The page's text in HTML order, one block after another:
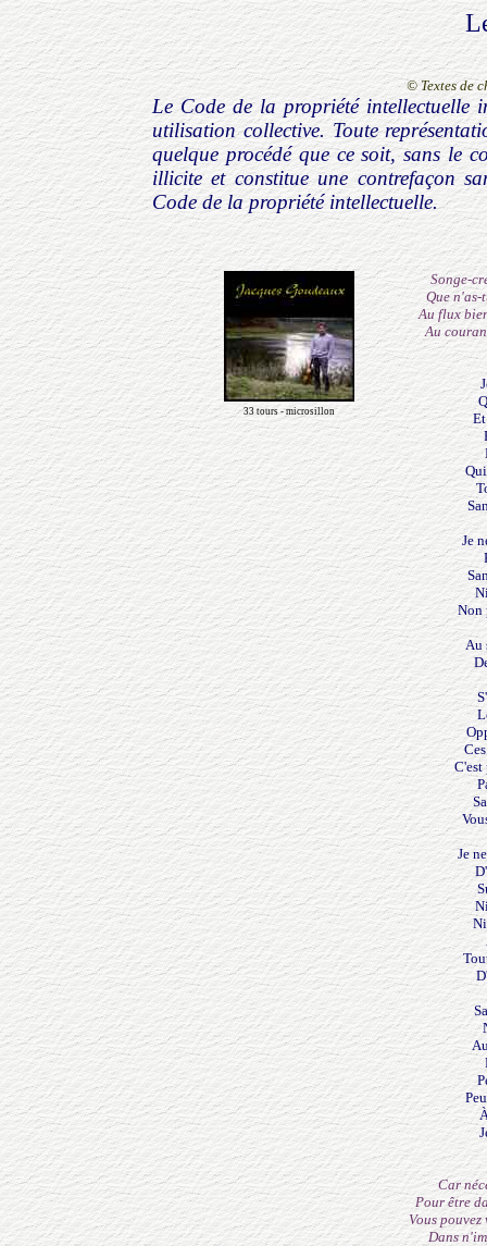
© Textes de
Le Code de la propriété intellectuelle
utilisation collective. Toute
quelque procédé que ce soit, sans le
illicite et constitue une contrefaçon
Code de la propriété intellectuelle.
33 tours - microsillon
Songe-
Que
Au flux
Au
Je
Non
Au
C'est
Je
Car
Pour être
Vous
Dans